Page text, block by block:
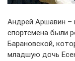
Андрей Аршавин –
спортсмена были
Барановской,
младшую дочь